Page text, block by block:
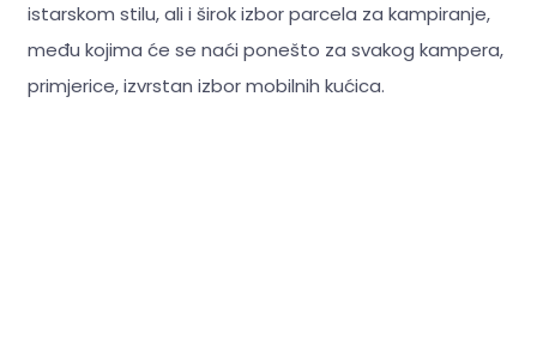
istarskom stilu, ali i širok izbor parcela za kampiranje,
među kojima će se naći ponešto za svakog kampera,
primjerice, izvrstan izbor mobilnih kućica.